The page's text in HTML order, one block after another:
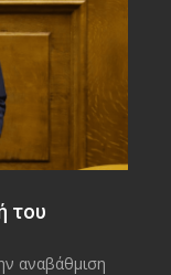
του
αναβάθμιση